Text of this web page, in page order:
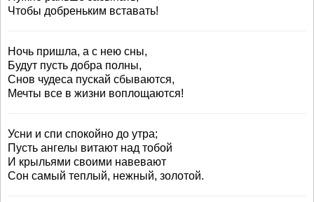
Чтобы добреньким вставать!
Ночь пришла, а с нею сны,
Будут пусть добра полны,
Снов чудеса пускай сбываются,
Мечты все в жизни воплощаются!
Усни и спи спокойно до утра;
Пусть ангелы витают над тобой
И крыльями своими навевают
Сон самый теплый, нежный, золотой.